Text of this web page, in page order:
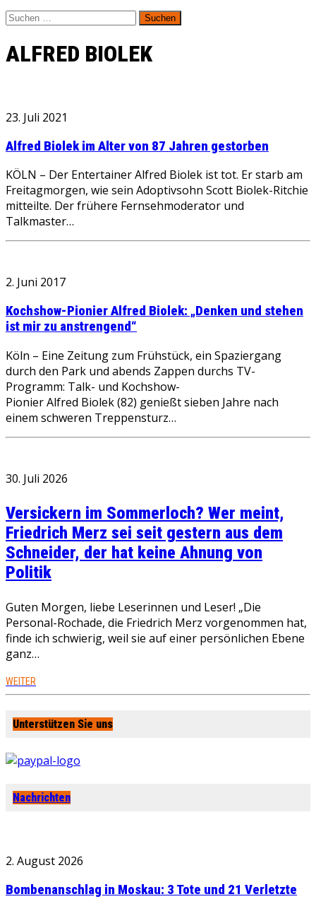
Suchen
nach:
ALFRED BIOLEK
23. Juli 2021
Alfred Biolek im Alter von 87 Jahren gestorben
KÖLN – Der Entertainer Alfred Biolek ist tot. Er starb am
Freitagmorgen, wie sein Adoptivsohn Scott Biolek-Ritchie
mitteilte. Der frühere Fernsehmoderator und
Talkmaster…
2. Juni 2017
Kochshow-Pionier Alfred Biolek: „Denken und stehen
ist mir zu anstrengend“
Köln – Eine Zeitung zum Frühstück, ein Spaziergang
durch den Park und abends Zappen durchs TV-
Programm: Talk- und Kochshow-
Pionier Alfred Biolek (82) genießt sieben Jahre nach
einem schweren Treppensturz…
30. Juli 2026
Versickern im Sommerloch? Wer meint,
Friedrich Merz sei seit gestern aus dem
Schneider, der hat keine Ahnung von
Politik
Guten Morgen, liebe Leserinnen und Leser! „Die
Personal-Rochade, die Friedrich Merz vorgenommen hat,
finde ich schwierig, weil sie auf einer persönlichen Ebene
ganz…
WEITER
Unterstützen Sie uns
Nachrichten
2. August 2026
Bombenanschlag in Moskau: 3 Tote und 21 Verletzte